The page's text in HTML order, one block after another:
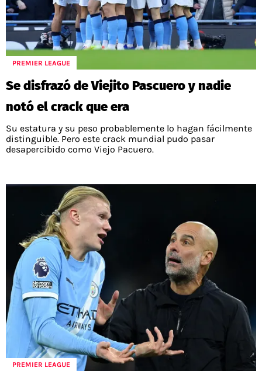
PREMIER LEAGUE
Se disfrazó de Viejito Pascuero y nadie
notó el crack que era
Su estatura y su peso probablemente lo hagan fácilmente
distinguible. Pero este crack mundial pudo pasar
desapercibido como Viejo Pacuero.
PREMIER LEAGUE